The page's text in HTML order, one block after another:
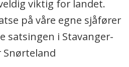
viktig for landet.
på våre egne sjåfører
satsingen i Stavanger-